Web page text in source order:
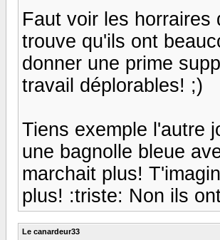
Faut voir les
trouve qu'ils ont
donner une prime
travail déplorables! ;)
Tiens exemple l'autre
une bagnolle bleue
marchait plus!
plus! :triste: Non ils
Le canardeur33